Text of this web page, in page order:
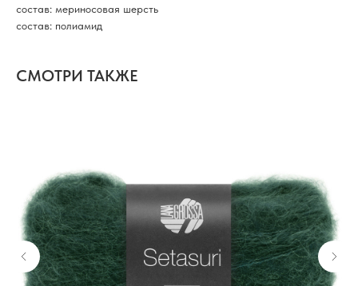
состав: мериносовая шерсть
состав: полиамид
СМОТРИ ТАКЖЕ